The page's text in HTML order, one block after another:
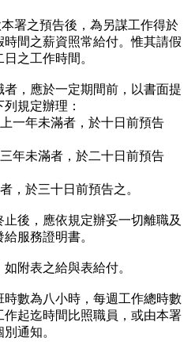
署之預告後，為另謀工作得於
間之薪資照常給付。惟其請假
之工作時間。
，應於一定期間前，以書面提
規定辦理：
一年未滿者，於十日前預告
年未滿者，於二十日前預告
，於三十日前預告之。
後，應依規定辦妥一切離職及
服務證明書。
附表之給與表給付。
數為八小時，每週工作總時數
起迄時間比照職員，或由本署
通知。